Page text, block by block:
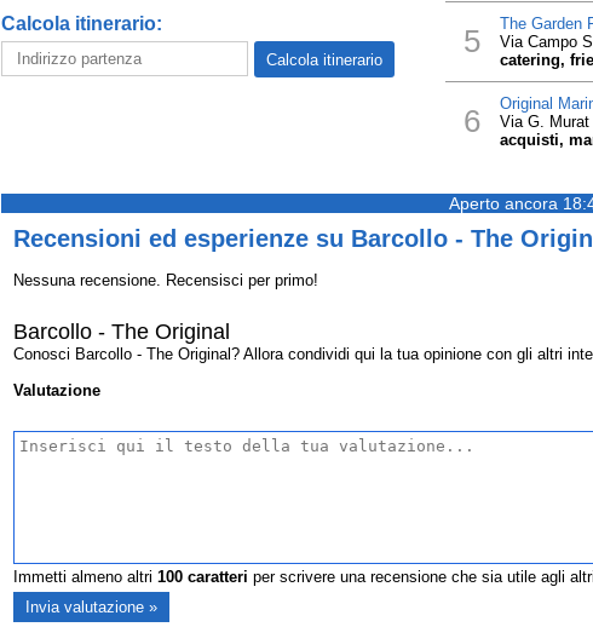
Calcola itinerario: 5 The Garden
Via Campo
catering,
6 Original
Via G. Murat
acquisti,
Aperto ancora
Recensioni ed esperienze su Barcollo - The
Nessuna recensione. Recensisci per primo!
Barcollo - The Original
Conosci Barcollo - The Original? Allora condividi qui la tua opinione con gli altri
Valutazione
Immetti almeno altri 100caratteri per scrivere una recensione che sia utile agli